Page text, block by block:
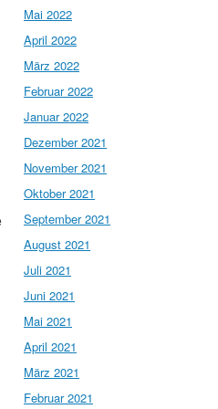
Mai 2022
April 2022
März 2022
Februar 2022
Januar 2022
Dezember 2021
November 2021
Oktober 2021
September 2021
August 2021
Juli 2021
Juni 2021
Mai 2021
April 2021
März 2021
Februar 2021